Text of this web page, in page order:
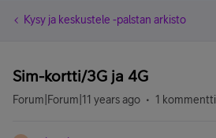
Kysy ja keskustele -palstan arkisto
Sim-kortti/3G ja 4G
Forum|Forum|11 years ago 1 kommentti